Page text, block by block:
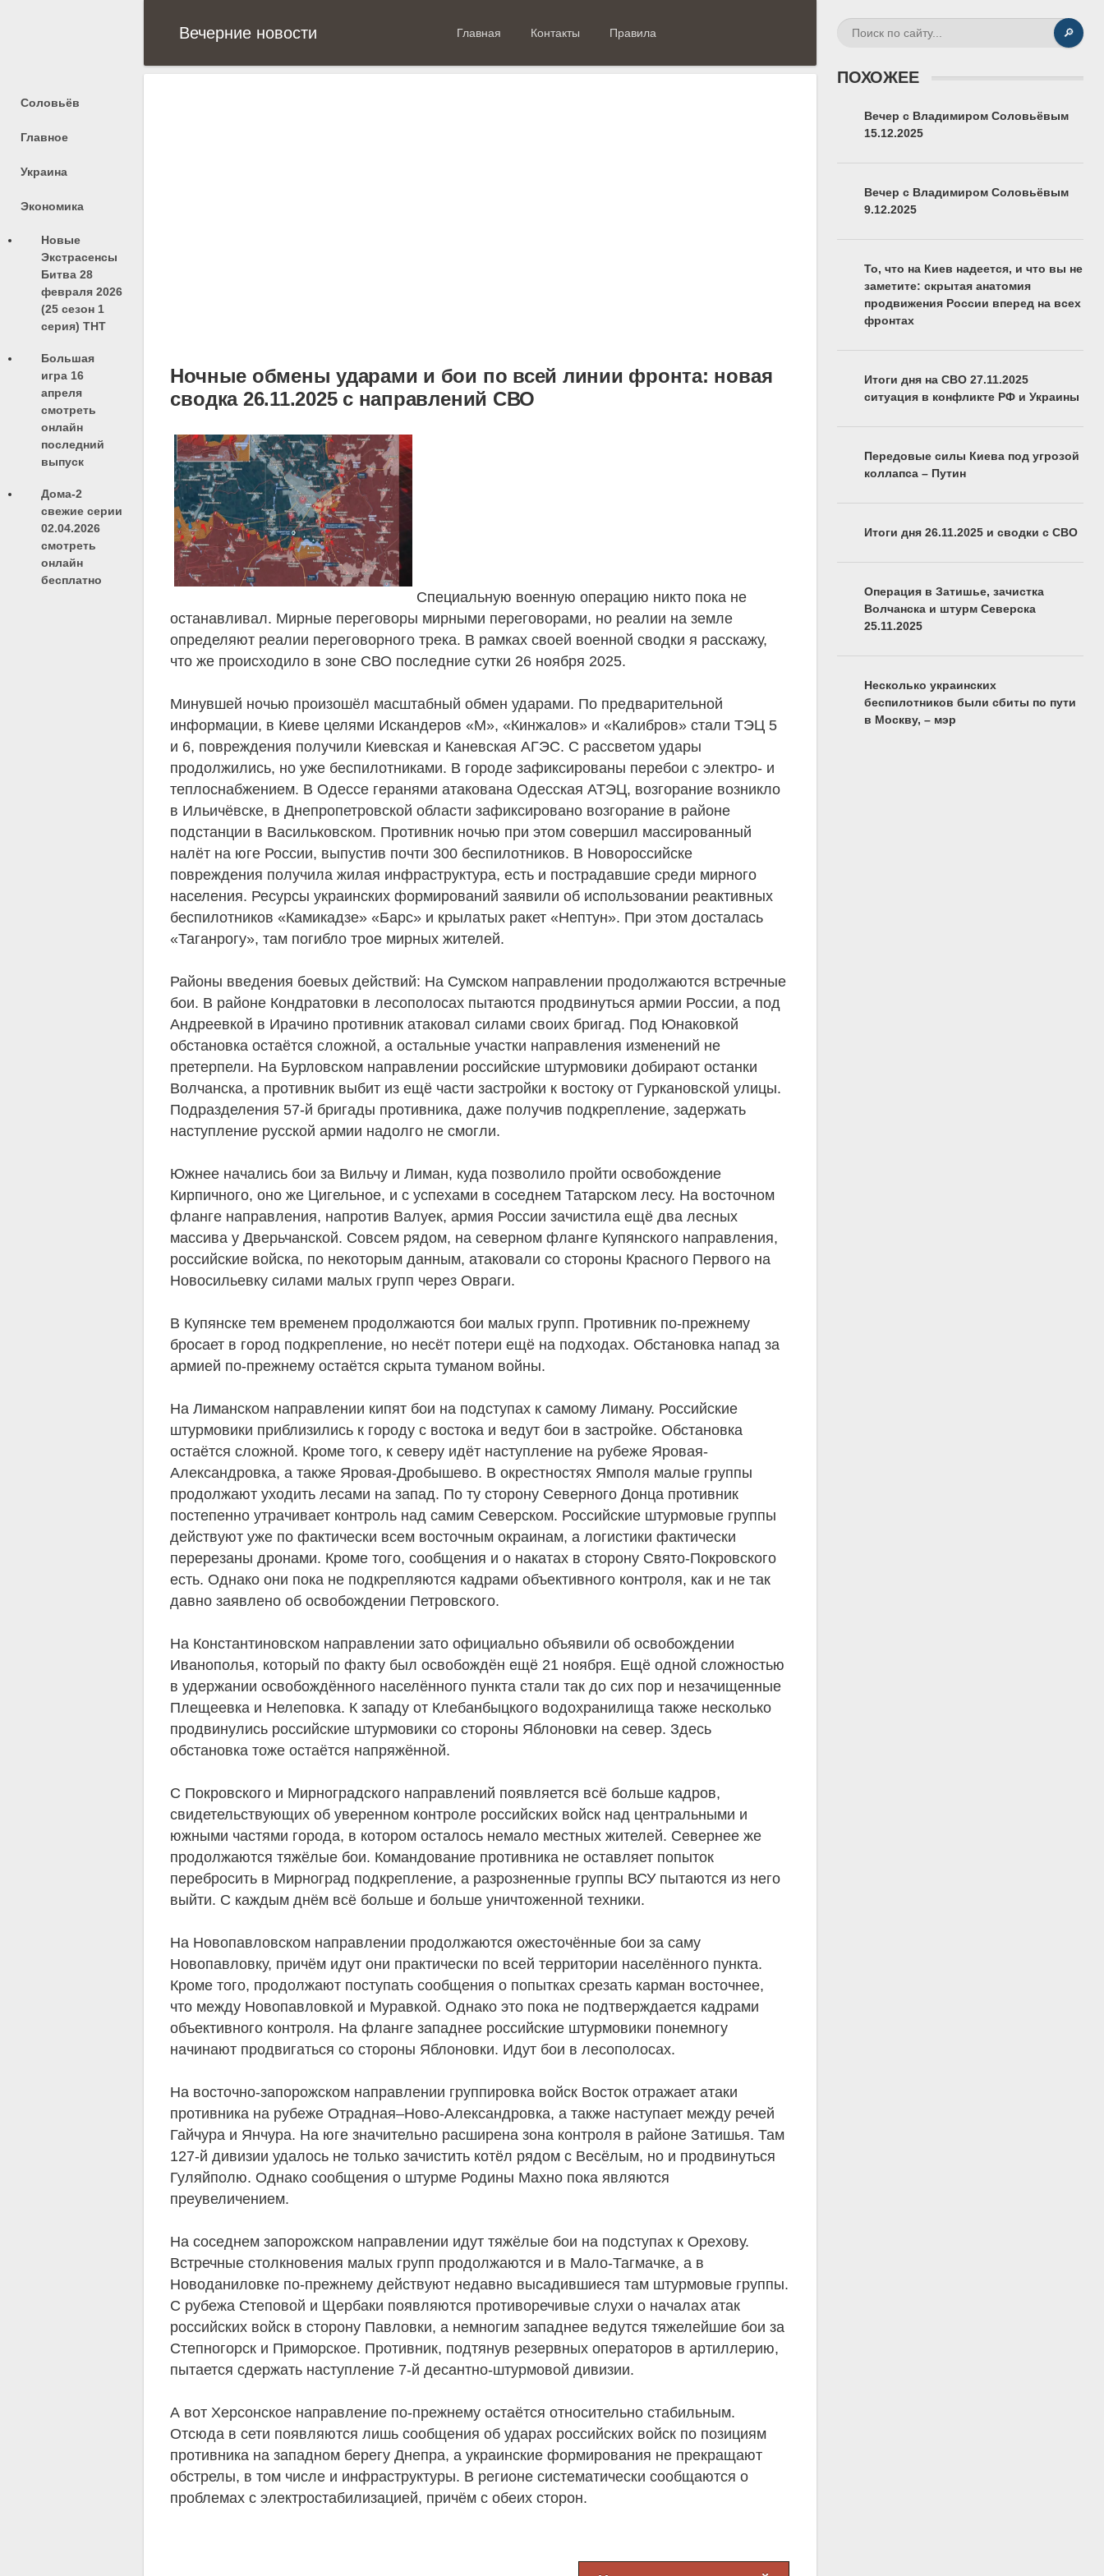
🔎
Вечерние новости Главная Контакты Правила
Соловьёв
Главное
Украина
Экономика
Новые
Экстрасенсы
Битва 28
февраля 2026
(25 сезон 1
серия) ТНТ
Большая
игра 16
апреля
смотреть
онлайн
последний
выпуск
Дома-2
свежие серии
02.04.2026
смотреть
онлайн
бесплатно
Ночные обмены ударами и бои по всей линии фронта: новая
сводка 26.11.2025 с направлений СВО
Специальную военную операцию никто пока не
останавливал. Мирные переговоры мирными переговорами, но реалии на земле
определяют реалии переговорного трека. В рамках своей военной сводки я расскажу,
что же происходило в зоне СВО последние сутки 26 ноября 2025.
Минувшей ночью произошёл масштабный обмен ударами. По предварительной
информации, в Киеве целями Искандеров «М», «Кинжалов» и «Калибров» стали ТЭЦ 5
и 6, повреждения получили Киевская и Каневская АГЭС. С рассветом удары
продолжились, но уже беспилотниками. В городе зафиксированы перебои с электро- и
теплоснабжением. В Одессе геранями атакована Одесская АТЭЦ, возгорание возникло
в Ильичёвске, в Днепропетровской области зафиксировано возгорание в районе
подстанции в Васильковском. Противник ночью при этом совершил массированный
налёт на юге России, выпустив почти 300 беспилотников. В Новороссийске
повреждения получила жилая инфраструктура, есть и пострадавшие среди мирного
населения. Ресурсы украинских формирований заявили об использовании реактивных
беспилотников «Камикадзе» «Барс» и крылатых ракет «Нептун». При этом досталась
«Таганрогу», там погибло трое мирных жителей.
Районы введения боевых действий: На Сумском направлении продолжаются встречные
бои. В районе Кондратовки в лесополосах пытаются продвинуться армии России, а под
Андреевкой в Ирачино противник атаковал силами своих бригад. Под Юнаковкой
обстановка остаётся сложной, а остальные участки направления изменений не
претерпели. На Бурловском направлении российские штурмовики добирают останки
Волчанска, а противник выбит из ещё части застройки к востоку от Гуркановской улицы.
Подразделения 57-й бригады противника, даже получив подкрепление, задержать
наступление русской армии надолго не смогли.
Южнее начались бои за Вильчу и Лиман, куда позволило пройти освобождение
Кирпичного, оно же Цигельное, и с успехами в соседнем Татарском лесу. На восточном
фланге направления, напротив Валуек, армия России зачистила ещё два лесных
массива у Дверьчанской. Совсем рядом, на северном фланге Купянского направления,
российские войска, по некоторым данным, атаковали со стороны Красного Первого на
Новосильевку силами малых групп через Овраги.
В Купянске тем временем продолжаются бои малых групп. Противник по-прежнему
бросает в город подкрепление, но несёт потери ещё на подходах. Обстановка напад за
армией по-прежнему остаётся скрыта туманом войны.
На Лиманском направлении кипят бои на подступах к самому Лиману. Российские
штурмовики приблизились к городу с востока и ведут бои в застройке. Обстановка
остаётся сложной. Кроме того, к северу идёт наступление на рубеже Яровая-
Александровка, а также Яровая-Дробышево. В окрестностях Ямполя малые группы
продолжают уходить лесами на запад. По ту сторону Северного Донца противник
постепенно утрачивает контроль над самим Северском. Российские штурмовые группы
действуют уже по фактически всем восточным окраинам, а логистики фактически
перерезаны дронами. Кроме того, сообщения и о накатах в сторону Свято-Покровского
есть. Однако они пока не подкрепляются кадрами объективного контроля, как и не так
давно заявлено об освобождении Петровского.
На Константиновском направлении зато официально объявили об освобождении
Иванополья, который по факту был освобождён ещё 21 ноября. Ещё одной сложностью
в удержании освобождённого населённого пункта стали так до сих пор и незачищенные
Плещеевка и Нелеповка. К западу от Клебанбыцкого водохранилища также несколько
продвинулись российские штурмовики со стороны Яблоновки на север. Здесь
обстановка тоже остаётся напряжённой.
С Покровского и Мирноградского направлений появляется всё больше кадров,
свидетельствующих об уверенном контроле российских войск над центральными и
южными частями города, в котором осталось немало местных жителей. Севернее же
продолжаются тяжёлые бои. Командование противника не оставляет попыток
перебросить в Мирноград подкрепление, а разрозненные группы ВСУ пытаются из него
выйти. С каждым днём всё больше и больше уничтоженной техники.
На Новопавловском направлении продолжаются ожесточённые бои за саму
Новопавловку, причём идут они практически по всей территории населённого пункта.
Кроме того, продолжают поступать сообщения о попытках срезать карман восточнее,
что между Новопавловкой и Муравкой. Однако это пока не подтверждается кадрами
объективного контроля. На фланге западнее российские штурмовики понемногу
начинают продвигаться со стороны Яблоновки. Идут бои в лесополосах.
На восточно-запорожском направлении группировка войск Восток отражает атаки
противника на рубеже Отрадная–Ново-Александровка, а также наступает между речей
Гайчура и Янчура. На юге значительно расширена зона контроля в районе Затишья. Там
127-й дивизии удалось не только зачистить котёл рядом с Весёлым, но и продвинуться
Гуляйполю. Однако сообщения о штурме Родины Махно пока являются
преувеличением.
На соседнем запорожском направлении идут тяжёлые бои на подступах к Орехову.
Встречные столкновения малых групп продолжаются и в Мало-Тагмачке, а в
Новоданиловке по-прежнему действуют недавно высадившиеся там штурмовые группы.
С рубежа Степовой и Щербаки появляются противоречивые слухи о началах атак
российских войск в сторону Павловки, а немногим западнее ведутся тяжелейшие бои за
Степногорск и Приморское. Противник, подтянув резервных операторов в артиллерию,
пытается сдержать наступление 7-й десантно-штурмовой дивизии.
А вот Херсонское направление по-прежнему остаётся относительно стабильным.
Отсюда в сети появляются лишь сообщения об ударах российских войск по позициям
противника на западном берегу Днепра, а украинские формирования не прекращают
обстрелы, в том числе и инфраструктуры. В регионе систематически сообщаются о
проблемах с электростабилизацией, причём с обеих сторон.
ПОХОЖЕЕ
Вечер с Владимиром Соловьёвым
15.12.2025
Вечер с Владимиром Соловьёвым
9.12.2025
То, что на Киев надеется, и что вы не
заметите: скрытая анатомия
продвижения России вперед на всех
фронтах
Итоги дня на СВО 27.11.2025
ситуация в конфликте РФ и Украины
Передовые силы Киева под угрозой
коллапса – Путин
Итоги дня 26.11.2025 и сводки с СВО
Операция в Затишье, зачистка
Волчанска и штурм Северска
25.11.2025
Несколько украинских
беспилотников были сбиты по пути
в Москву, – мэр